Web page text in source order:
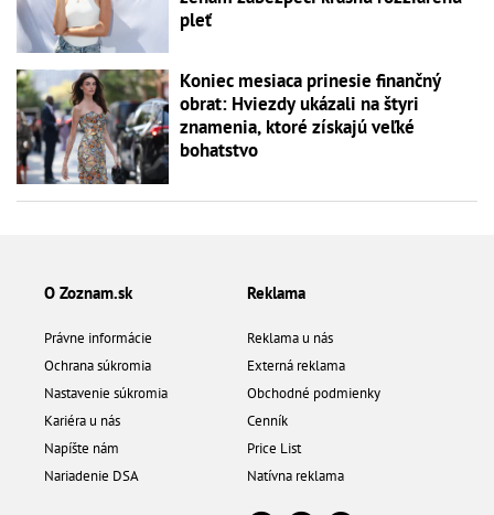
pleť
Koniec mesiaca prinesie finančný
obrat: Hviezdy ukázali na štyri
znamenia, ktoré získajú veľké
bohatstvo
O Zoznam.sk
Právne informácie
Ochrana súkromia
Nastavenie súkromia
Kariéra u nás
Napíšte nám
Nariadenie DSA
Reklama
Reklama u nás
Externá reklama
Obchodné podmienky
Cenník
Price List
Natívna reklama